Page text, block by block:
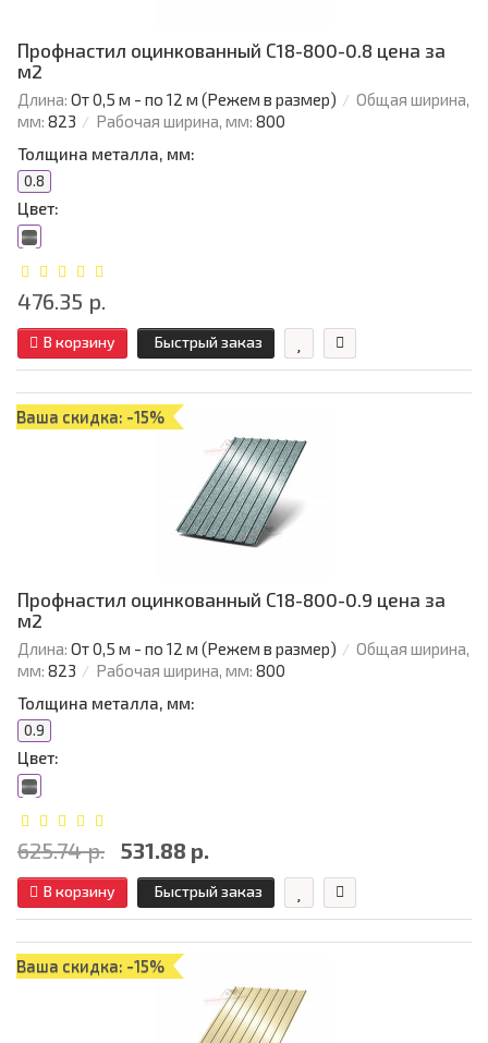
Профнастил оцинкованный С18-800-0.8 цена за
м2
Длина: От 0,5 м - по 12 м (Режем в размер)
Общая ширина,
мм: 823 Рабочая ширина, мм: 800
Толщина металла, мм:
0.8
Цвет:
476.35 р.
В корзину Быстрый заказ
Ваша скидка: -15%
Профнастил оцинкованный С18-800-0.9 цена за
м2
Длина: От 0,5 м - по 12 м (Режем в размер)
Общая ширина,
мм: 823 Рабочая ширина, мм: 800
Толщина металла, мм:
0.9
Цвет:
625.74 р. 531.88 р.
В корзину Быстрый заказ
Ваша скидка: -15%